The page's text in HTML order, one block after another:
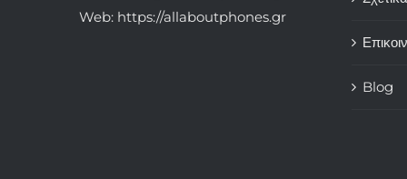
Web: https://allaboutphones.gr
Blog